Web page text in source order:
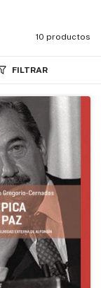
10 productos
FILTRAR